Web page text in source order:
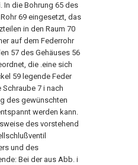
In die Bohrung 65 des
69 eingesetzt, das
in den Raum 70
auf dem Federrohr
57 des Gehäuses 56
die .eine sich
59 legende Feder
7 i nach
des gewünschten
werden kann.
des vorstehend
und des
Bei der aus Abb. i